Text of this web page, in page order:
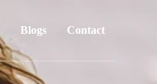
Blogs Contact